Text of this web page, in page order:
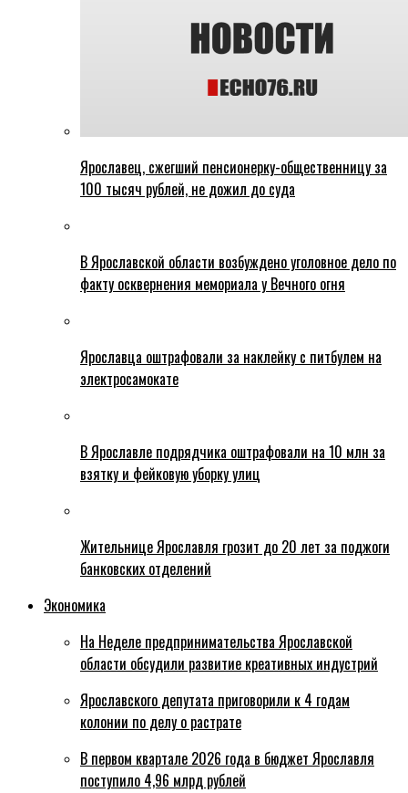
Ярославец, сжегший пенсионерку-общественницу за
100 тысяч рублей, не дожил до суда
В Ярославской области возбуждено уголовное дело по
факту осквернения мемориала у Вечного огня
Ярославца оштрафовали за наклейку с питбулем на
электросамокате
В Ярославле подрядчика оштрафовали на 10 млн за
взятку и фейковую уборку улиц
Жительнице Ярославля грозит до 20 лет за поджоги
банковских отделений
Экономика
На Неделе предпринимательства Ярославской
области обсудили развитие креативных индустрий
Ярославского депутата приговорили к 4 годам
колонии по делу о растрате
В первом квартале 2026 года в бюджет Ярославля
поступило 4,96 млрд рублей